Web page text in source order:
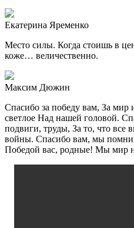
Екатерина Яременко
Место силы. Когда стоишь в
коже… величественно.
Максим Дюжин
Спасибо за победу вам, За мир
светлое Над нашей головой.
подвиги, труды, За то, что все
войны. Спасибо вам, мы
Победой вас, родные! Мы мир